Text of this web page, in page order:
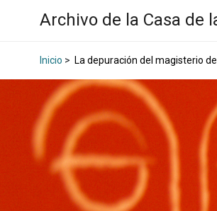
Archivo de la Casa de
Inicio > La depuración del magisterio